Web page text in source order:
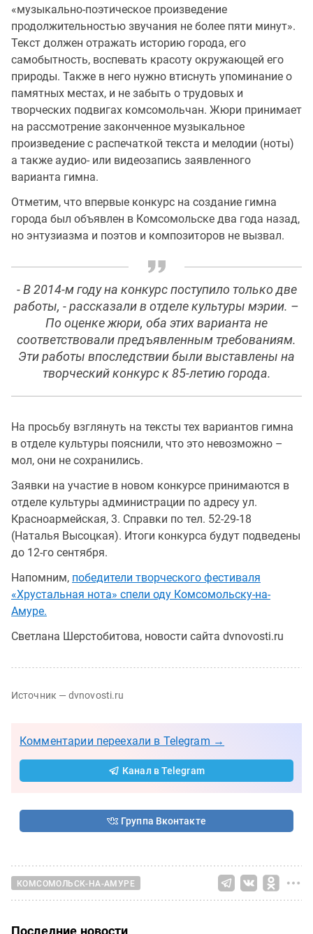
«музыкально-поэтическое произведение
продолжительностью звучания не более пяти минут».
Текст должен отражать историю города, его
самобытность, воспевать красоту окружающей его
природы. Также в него нужно втиснуть упоминание о
памятных местах, и не забыть о трудовых и
творческих подвигах комсомольчан. Жюри принимает
на рассмотрение законченное музыкальное
произведение с распечаткой текста и мелодии (ноты)
а также аудио- или видеозапись заявленного
варианта гимна.
Отметим, что впервые конкурс на создание гимна
города был объявлен в Комсомольске два года назад,
но энтузиазма и поэтов и композиторов не вызвал.
- В 2014-м году на конкурс поступило только две
работы, - рассказали в отделе культуры мэрии. –
По оценке жюри, оба этих варианта не
соответствовали предъявленным требованиям.
Эти работы впоследствии были выставлены на
творческий конкурс к 85-летию города.
На просьбу взглянуть на тексты тех вариантов гимна
в отделе культуры пояснили, что это невозможно –
мол, они не сохранились.
Заявки на участие в новом конкурсе принимаются в
отделе культуры администрации по адресу ул.
Красноармейская, 3. Справки по тел. 52-29-18
(Наталья Высоцкая). Итоги конкурса будут подведены
до 12-го сентября.
Напомним, победители творческого фестиваля
«Хрустальная нота» спели оду Комсомольску-на-
Амуре.
Светлана Шерстобитова, новости сайта dvnovosti.ru
Источник — dvnovosti.ru
Комментарии переехали в Telegram →
Канал в Telegram
Группа Вконтакте
КОМСОМОЛЬСК-НА-АМУРЕ
Последние новости